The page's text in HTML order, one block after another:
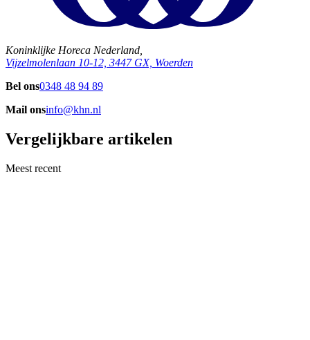
Koninklijke Horeca Nederland,
Vijzelmolenlaan 10-12, 3447 GX, Woerden
Bel ons0348 48 94 89
Mail onsinfo@khn.nl
Vergelijkbare artikelen
Meest recent